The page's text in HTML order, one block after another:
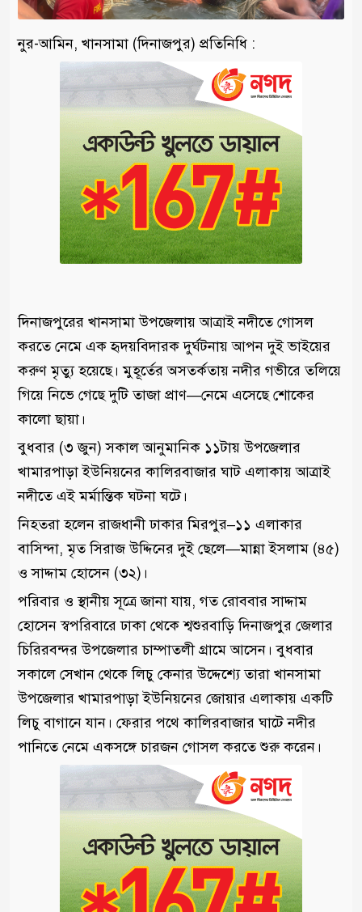
নুর-আমিন, খানসামা (দিনাজপুর) প্রতিনিধি :
দিনাজপুরের খানসামা উপজেলায় আত্রাই নদীতে গোসল
করতে নেমে এক হৃদয়বিদারক দুর্ঘটনায় আপন দুই ভাইয়ের
করুণ মৃত্যু হয়েছে। মুহূর্তের অসতর্কতায় নদীর গভীরে তলিয়ে
গিয়ে নিভে গেছে দুটি তাজা প্রাণ—নেমে এসেছে শোকের
কালো ছায়া।
বুধবার (৩ জুন) সকাল আনুমানিক ১১টায় উপজেলার
খামারপাড়া ইউনিয়নের কালিরবাজার ঘাট এলাকায় আত্রাই
নদীতে এই মর্মান্তিক ঘটনা ঘটে।
নিহতরা হলেন রাজধানী ঢাকার মিরপুর–১১ এলাকার
বাসিন্দা, মৃত সিরাজ উদ্দিনের দুই ছেলে—মান্না ইসলাম (৪৫)
ও সাদ্দাম হোসেন (৩২)।
পরিবার ও স্থানীয় সূত্রে জানা যায়, গত রোববার সাদ্দাম
হোসেন স্বপরিবারে ঢাকা থেকে শ্বশুরবাড়ি দিনাজপুর জেলার
চিরিরবন্দর উপজেলার চাম্পাতলী গ্রামে আসেন। বুধবার
সকালে সেখান থেকে লিচু কেনার উদ্দেশ্যে তারা খানসামা
উপজেলার খামারপাড়া ইউনিয়নের জোয়ার এলাকায় একটি
লিচু বাগানে যান। ফেরার পথে কালিরবাজার ঘাটে নদীর
পানিতে নেমে একসঙ্গে চারজন গোসল করতে শুরু করেন।